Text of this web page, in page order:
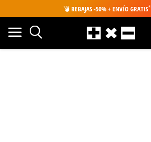
💣 REBAJAS -50% + ENVÍO GRATIS*